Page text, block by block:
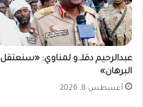
ب
ر
2
2
م
عبدالرحيم دقلـ.و لمناوي: «سنعتقل
البرهان»
أغسطس 8, 2026